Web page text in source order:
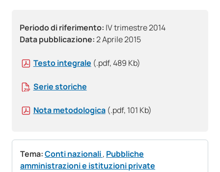
Periodo di riferimento: IV trimestre 2014
Data pubblicazione:2 Aprile 2015
Testo integrale (.pdf, 489 Kb)
Serie storiche
Nota metodologica (.pdf, 101 Kb)
Tema:Conti nazionali, Pubbliche
amministrazioni e istituzioni private